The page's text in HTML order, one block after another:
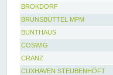
BROKDORF
BRUNSBÜTTEL MPM
BUNTHAUS
COSWIG
CRANZ
CUXHAVEN STEUBENHÖFT